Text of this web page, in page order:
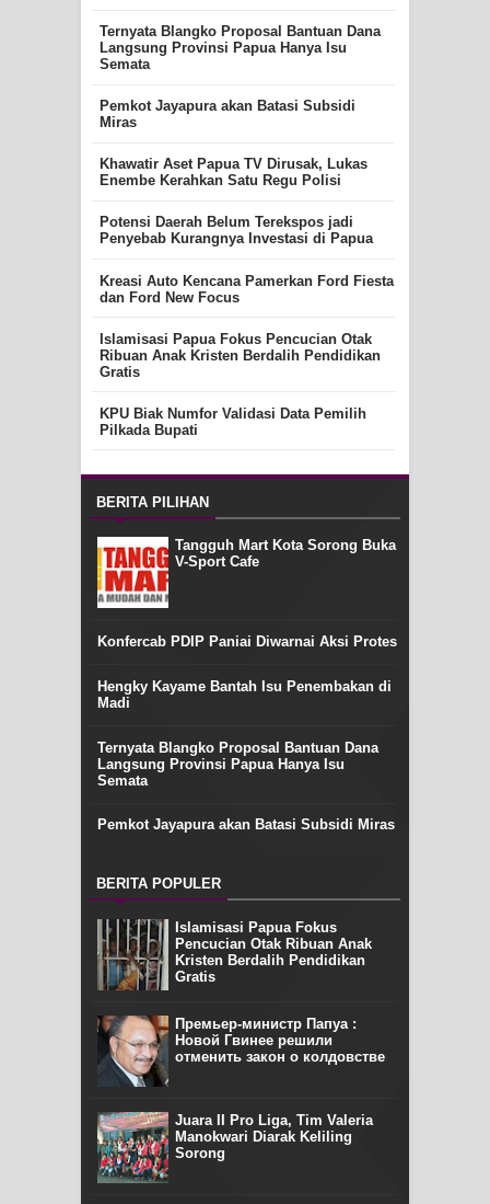
Ternyata Blangko Proposal Bantuan Dana
Langsung Provinsi Papua Hanya Isu
Semata
Pemkot Jayapura akan Batasi Subsidi
Miras
Khawatir Aset Papua TV Dirusak, Lukas
Enembe Kerahkan Satu Regu Polisi
Potensi Daerah Belum Terekspos jadi
Penyebab Kurangnya Investasi di Papua
Kreasi Auto Kencana Pamerkan Ford Fiesta
dan Ford New Focus
Islamisasi Papua Fokus Pencucian Otak
Ribuan Anak Kristen Berdalih Pendidikan
Gratis
KPU Biak Numfor Validasi Data Pemilih
Pilkada Bupati
BERITA PILIHAN
Tangguh Mart Kota Sorong Buka
V-Sport Cafe
Konfercab PDIP Paniai Diwarnai Aksi Protes
Hengky Kayame Bantah Isu Penembakan di
Madi
Ternyata Blangko Proposal Bantuan Dana
Langsung Provinsi Papua Hanya Isu
Semata
Pemkot Jayapura akan Batasi Subsidi Miras
BERITA POPULER
Islamisasi Papua Fokus
Pencucian Otak Ribuan Anak
Kristen Berdalih Pendidikan
Gratis
Премьер-министр Папуа :
Новой Гвинее решили
отменить закон о колдовстве
Juara II Pro Liga, Tim Valeria
Manokwari Diarak Keliling
Sorong